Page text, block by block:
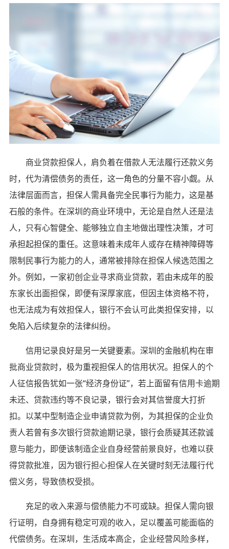
商业贷款担保人，肩负着在借款人无法履行还款义务
时，代为清偿债务的责任，这一角色的分量不容小觑。从
法律层面而言，担保人需具备完全民事行为能力，这是基
石般的条件。在深圳的商业环境中，无论是自然人还是法
人，只有心智健全、能够独立自主地做出理性决策，才可
承担起担保的重任。这意味着未成年人或存在精神障碍等
限制民事行为能力的人，通常被排除在担保人候选范围之
外。例如，一家初创企业寻求商业贷款，若由未成年的股
东家长出面担保，即便有深厚家底，但因主体资格不符，
也无法成为有效担保人，银行不会认可此类担保安排，以
免陷入后续复杂的法律纠纷。
信用记录良好是另一关键要素。深圳的金融机构在审
批商业贷款时，极为重视担保人的信用状况。担保人的个
人征信报告犹如一张“经济身份证”，若上面留有信用卡逾期
未还、贷款违约等不良记录，银行会对其信誉度大打折
扣。以某中型制造企业申请贷款为例，为其担保的企业负
责人若曾有多次银行贷款逾期记录，银行会质疑其还款诚
意与能力，即便该制造企业自身经营前景良好，也难以获
得贷款批准，因为银行担心担保人在关键时刻无法履行代
偿义务，导致债权受损。
充足的收入来源与偿债能力不可或缺。担保人需向银
行证明，自身拥有稳定可观的收入，足以覆盖可能面临的
代偿债务。在深圳，生活成本高企，企业经营风险多样，